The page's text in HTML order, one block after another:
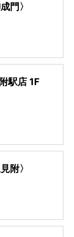
門〉
駅店 1F
附〉